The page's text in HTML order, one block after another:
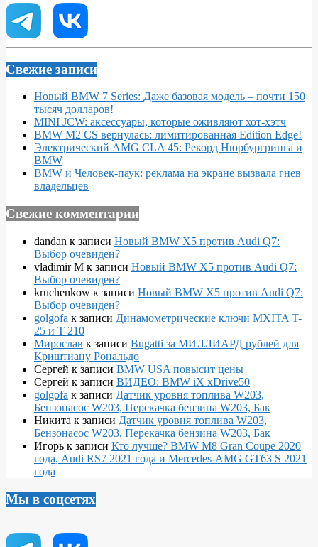
Свежие записи
Новый BMW 7 Series: Даже базовая модель – почти 150
тысяч долларов!
MINI JCW: аксессуары, которые оживляют хот-хэтч
BMW M2 CS вернулась: лимитированная Edition Edge!
Электрический AMG CLA 45: Рекорд Нюрбургринга и
BMW
BMW и Человек-паук: реклама на экране вызвала гнев
владельцев
Свежие комментарии
dandan к записи Новый BMW X5 против Audi Q7:
Выбор очевиден?
vladimir M к записи Новый BMW X5 против Audi Q7:
Выбор очевиден?
kruchenkow к записи Новый BMW X5 против Audi Q7:
Выбор очевиден?
golgofa к записи Динамометрические ключи MXITA T-
25 и T-210
Мирослав к записи Bugatti за МИЛЛИАРД рублей для
Криштиану Рональдо
Сергей к записи BMW USA повысит цены
Сергей к записи ВИДЕО: BMW iX xDrive50
golgofa к записи Датчик уровня топлива W203,
Бензонасос W203, Перекачка бензина W203, Бак
Никита к записи Датчик уровня топлива W203,
Бензонасос W203, Перекачка бензина W203, Бак
Игорь к записи Кто лучше? BMW M8 Gran Coupe 2020
года, Audi RS7 2021 года и Mercedes-AMG GT63 S 2021
года
Мы в соцсетях